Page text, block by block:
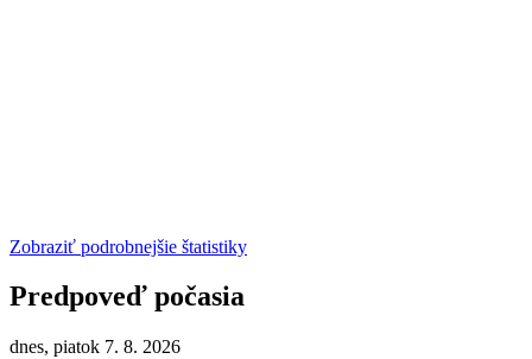
Zobraziť podrobnejšie štatistiky
Predpoveď počasia
dnes, piatok 7. 8. 2026